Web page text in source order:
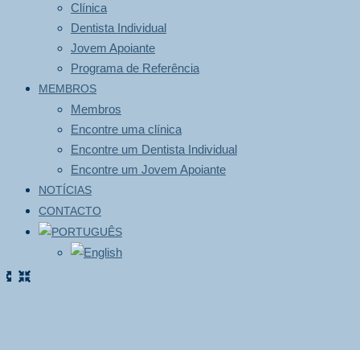
Clínica
Dentista Individual
Jovem Apoiante
Programa de Referência
MEMBROS
Membros
Encontre uma clínica
Encontre um Dentista Individual
Encontre um Jovem Apoiante
NOTÍCIAS
CONTACTO